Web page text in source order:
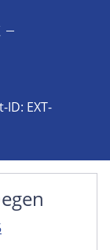
ID: EXT-